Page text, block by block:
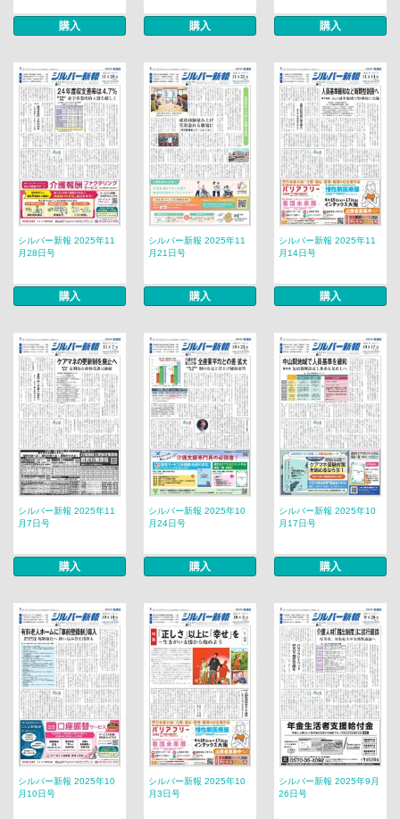
購入 購入 購入
シルバー新報 2025年11
月28日号
購入
シルバー新報 2025年11
月21日号
購入
シルバー新報 2025年11
月14日号
購入
シルバー新報 2025年11
月7日号
購入
シルバー新報 2025年10
月24日号
購入
シルバー新報 2025年10
月17日号
購入
シルバー新報 2025年10
月10日号
シルバー新報 2025年10
月3日号
シルバー新報 2025年9月
26日号